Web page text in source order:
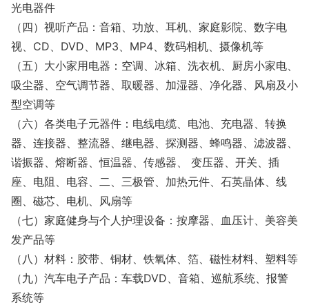
光电器件
（四）视听产品：音箱、功放、耳机、家庭影院、数字电
视、CD、DVD、MP3、MP4、数码相机、摄像机等
（五）大小家用电器：空调、冰箱、洗衣机、厨房小家电、
吸尘器、空气调节器、取暖器、加湿器、净化器、风扇及小
型空调等
（六）各类电子元器件：电线电缆、电池、充电器、转换
器、连接器、整流器、继电器、探测器、蜂鸣器、滤波器、
谐振器、熔断器、恒温器、传感器、 变压器、开关、插
座、电阻、电容、二、三极管、加热元件、石英晶体、线
圈、磁芯、电机、风扇等
（七）家庭健身与个人护理设备：按摩器、血压计、美容美
发产品等
（八）材料：胶带、铜材、铁氧体、箔、磁性材料、塑料等
（九）汽车电子产品：车载DVD、音箱、巡航系统、报警
系统等